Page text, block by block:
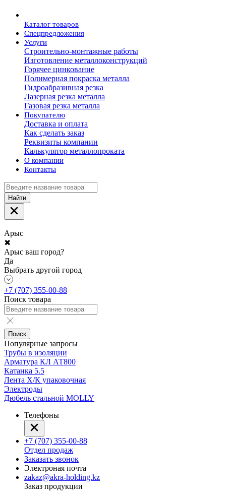
Каталог товаров
Спецпредложения
Услуги
Строительно-монтажные работы
Изготовление металлоконструкций
Горячее цинкование
Полимерная покраска металла
Гидроабразивная резка
Лазерная резка металла
Газовая резка металла
Покупателю
Доставка и оплата
Как сделать заказ
Реквизиты компании
Калькулятор металлопроката
О компании
Контакты
Найти
Арыс
✖
Арыс ваш город?
Да
Выбрать другой город
+7 (707) 355-00-88
Поиск товара
Поиск
Популярные запросы
Трубы в изоляции
Арматура КЛ АТ800
Катанка 5.5
Лента Х/К упаковочная
Электроды
Дюбель стальной MOLLY
Телефоны
+7 (707) 355-00-88
Отдел продаж
Заказать звонок
Электроная почта
zakaz@akra-holding.kz
Заказ продукции